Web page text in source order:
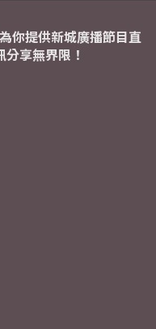
你提供新城廣播節目直
享無界限！